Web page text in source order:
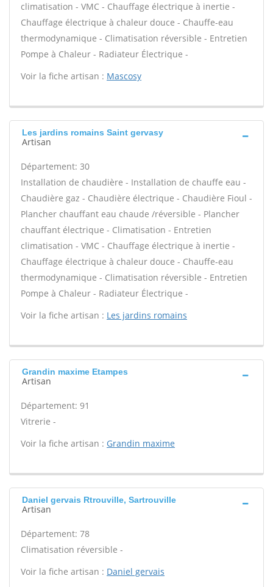
climatisation - VMC - Chauffage électrique à inertie -
Chauffage électrique à chaleur douce - Chauffe-eau
thermodynamique - Climatisation réversible - Entretien
Pompe à Chaleur - Radiateur Électrique -
Voir la fiche artisan : Mascosy
Les jardins romains Saint gervasy
Artisan
Département: 30
Installation de chaudière - Installation de chauffe eau -
Chaudière gaz - Chaudière électrique - Chaudière Fioul -
Plancher chauffant eau chaude /réversible - Plancher
chauffant électrique - Climatisation - Entretien
climatisation - VMC - Chauffage électrique à inertie -
Chauffage électrique à chaleur douce - Chauffe-eau
thermodynamique - Climatisation réversible - Entretien
Pompe à Chaleur - Radiateur Électrique -
Voir la fiche artisan : Les jardins romains
Grandin maxime Etampes
Artisan
Département: 91
Vitrerie -
Voir la fiche artisan : Grandin maxime
Daniel gervais Rtrouville, Sartrouville
Artisan
Département: 78
Climatisation réversible -
Voir la fiche artisan : Daniel gervais